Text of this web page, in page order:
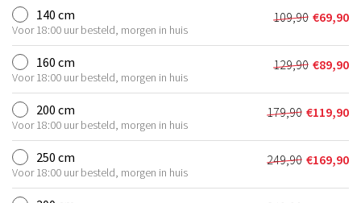
was:
€79,90.
is:
€34,95.
140 cm
Voor 18:00 uur besteld, morgen in huis
109,90
prijs
was:
€109,90.
€69,90
Huidige
prijs
is:
€69,90.
160 cm
Voor 18:00 uur besteld, morgen in huis
129,90
prijs
was:
€129,90.
€89,90
Huidige
prijs
is:
€89,90.
200 cm
Voor 18:00 uur besteld, morgen in huis
179,90
prijs
was:
€179,90.
€119,90
Huidige
prijs
is:
€119,90.
250 cm
Voor 18:00 uur besteld, morgen in huis
249,90
prijs
€169,90
Huidige
prijs